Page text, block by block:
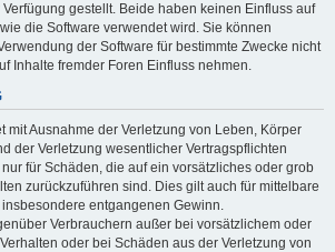
gestellt. Beide haben keinen Einfluss auf
die Software verwendet wird. Sie können
der Software für bestimmte Zwecke nicht
Inhalte fremder Foren Einfluss nehmen.
mit Ausnahme der Verletzung von Leben, Körper
der Verletzung wesentlicher Vertragspflichten
für Schäden, die auf ein vorsätzliches oder grob
zurückzuführen sind. Dies gilt auch für mittelbare
entgangenen Gewinn.
Verbrauchern außer bei vorsätzlichem oder
oder bei Schäden aus der Verletzung von